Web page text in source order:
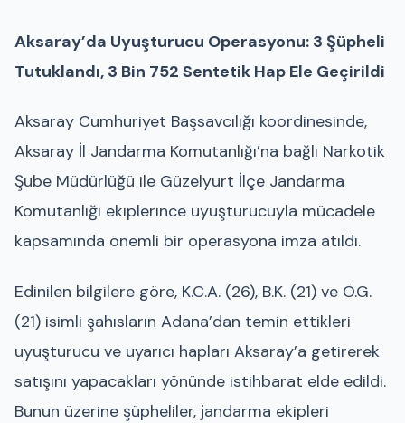
Aksaray’da Uyuşturucu Operasyonu: 3 Şüpheli
Tutuklandı, 3 Bin 752 Sentetik Hap Ele Geçirildi
Aksaray Cumhuriyet Başsavcılığı koordinesinde,
Aksaray İl Jandarma Komutanlığı’na bağlı Narkotik
Şube Müdürlüğü ile Güzelyurt İlçe Jandarma
Komutanlığı ekiplerince uyuşturucuyla mücadele
kapsamında önemli bir operasyona imza atıldı.
Edinilen bilgilere göre, K.C.A. (26), B.K. (21) ve Ö.G.
(21) isimli şahısların Adana’dan temin ettikleri
uyuşturucu ve uyarıcı hapları Aksaray’a getirerek
satışını yapacakları yönünde istihbarat elde edildi.
Bunun üzerine şüpheliler, jandarma ekipleri